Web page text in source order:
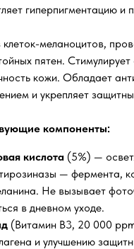
гиперпигментацию и
клеток-меланоцитов,
пятен.
кожи. Обладает
и укрепляет
компоненты:
кислота (5%) —
— фермента,
Не вызывает
в дневном уходе.
(Витамин B3, 20 000
и улучшению